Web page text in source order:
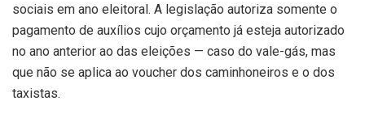
sociais em ano eleitoral. A legislação autoriza somente o
pagamento de auxílios cujo orçamento já esteja autorizado
no ano anterior ao das eleições — caso do vale-gás, mas
que não se aplica ao voucher dos caminhoneiros e o dos
taxistas.